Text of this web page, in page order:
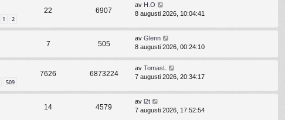
1 2
22 6907
av H.O
8 augusti 2026, 10:04:41
7 505
av Glenn
8 augusti 2026, 00:24:10
509
7626 6873224
av TomasL
7 augusti 2026, 20:34:17
14 4579
av l2t
7 augusti 2026, 17:52:54